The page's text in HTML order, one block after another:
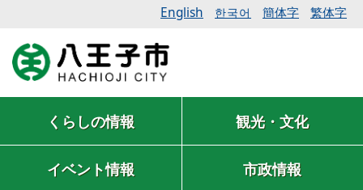
English 한국어 簡体字 繁体字
くらしの情報 観光・文化
イベント情報 市政情報